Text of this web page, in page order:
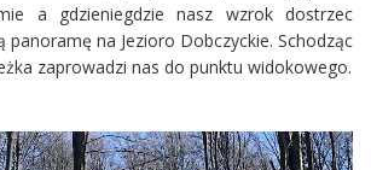
a gdzieniegdzie nasz wzrok dostrzec
panoramę na Jezioro Dobczyckie. Schodząc
zaprowadzi nas do punktu widokowego.